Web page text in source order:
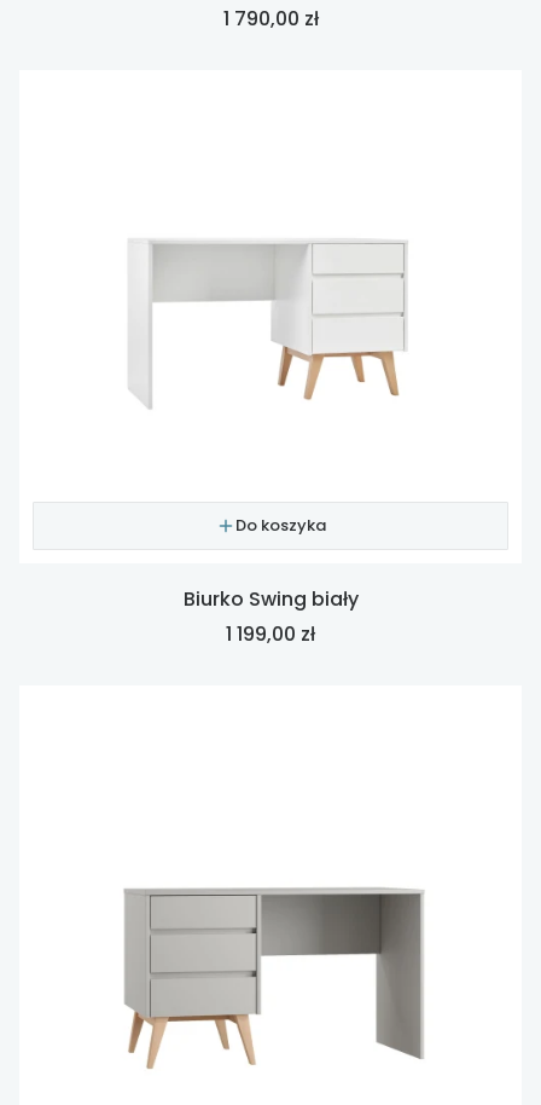
Cena
1 790,00 zł
Do koszyka
Biurko Swing biały
Cena
1 199,00 zł